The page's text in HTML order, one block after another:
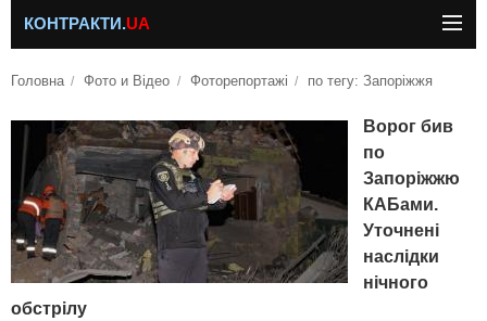
КОНТРАКТИ.UA
Головна Фото и Відео Фоторепортажі по тегу: Запоріжжя
Ворог бив
по
Запоріжжю
КАБами.
Уточнені
наслідки
нічного
обстрілу